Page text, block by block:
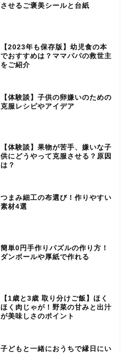
させるご褒美シールと台紙
【2023年も保存版】幼児食の本
でおすすめは？ママパパの救世主
をご紹介
【体験談】子供の卵嫌いのための
克服レシピやアイデア
【体験談】果物が苦手、嫌いな子
供にどうやって克服させる？原因
は？
つまみ細工の布選び！作りやすい
素材4選
簡単0円手作りパズルの作り方！
ダンボールや厚紙で作れる
【1歳と3歳 取り分けご飯】ほく
ほく肉じゃが！野菜の甘みと出汁
が美味しさのポイント
子どもと一緒におうちで縁日にい